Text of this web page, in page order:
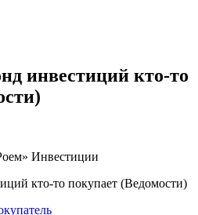
инвестиций кто-то
Инвестиции
кто-то покупает (Ведомости)